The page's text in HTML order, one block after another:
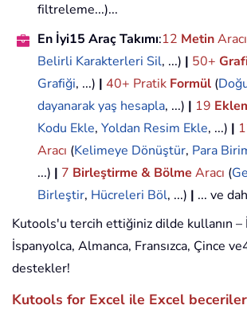
filtreleme...)...
En İyi15 Araç Takımı:12 MetinAracı
Belirli Karakterleri Sil, ...) | 50+
Grafiği, ...) | 40+ Pratik Formül (
dayanarak yaş hesapla, ...) | 19
Kodu Ekle, Yoldan Resim Ekle, ...) |
Aracı (Kelimeye Dönüştür, Para
...) | 7 Birleştirme & Bölme Aracı (
Birleştir, Hücreleri Böl, ...) | ... ve
Kutools'u tercih ettiğiniz dilde kullanın –
İspanyolca, Almanca, Fransızca, Çince
destekler!
Kutools for Excel ile Excel